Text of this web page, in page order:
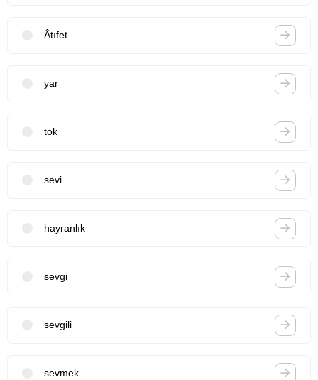
Âtıfet
yar
tok
sevi
hayranlık
sevgi
sevgili
sevmek